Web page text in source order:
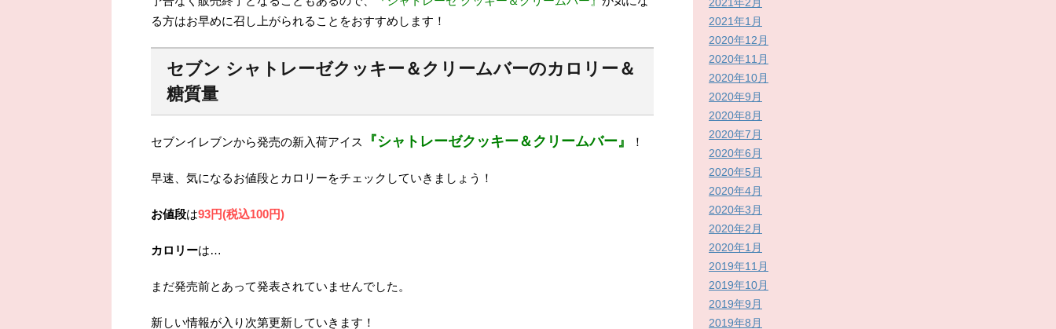
る方はお早めに召し上がられることをおすすめします！
セブン シャトレーゼクッキー＆クリームバーのカロリー＆
糖質量
セブンイレブンから発売の新入荷アイス 『シャトレーゼクッキー＆クリームバー』 ！
早速、気になるお値段とカロリーをチェックしていきましょう！
お値段は93円(税込100円)
カロリーは…
まだ発売前とあって発表されていませんでした。
新しい情報が入り次第更新していきます！
2021年1月
2020年12月
2020年11月
2020年10月
2020年9月
2020年8月
2020年7月
2020年6月
2020年5月
2020年4月
2020年3月
2020年2月
2020年1月
2019年11月
2019年10月
2019年9月
2019年8月